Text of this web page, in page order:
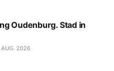
Oudenburg. Stad in
2026